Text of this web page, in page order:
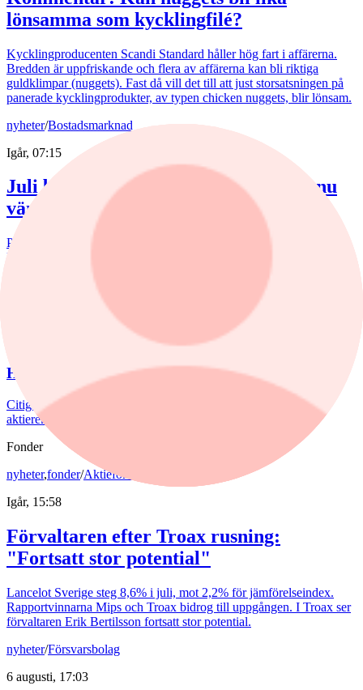
lönsamma som kycklingfilé?
Kycklingproducenten Scandi Standard håller hög fart i affärerna.
Bredden är uppfriskande och flera av affärerna kan bli riktiga
guldklimpar (nuggets). Fast då vill det till att just storsatsningen på
panerade kycklingprodukter, av typen chicken nuggets, blir lönsam.
nyheter/Bostadsmarknad
Igår, 07:15
Juli bjöd på billigare bostadsrätter – nu
väntar en aktiv marknad
Priserna på bostadsrätter sjönk i juli medan villapriserna ökade.
Fritidshusmarknaden bjöd samtidigt på månadens tredbrott. "En
Aktierekommendationer
Höjd riktkurs för Nibe
Citigroup sänker riktkursen för Novo Nordisk. Här är dagens
aktierekommendationer.
Fonder
nyheter,fonder/Aktiefonder
Igår, 15:58
Förvaltaren efter Troax rusning:
"Fortsatt stor potential"
Lancelot Sverige steg 8,6% i juli, mot 2,2% för jämförelseindex.
Rapportvinnarna Mips och Troax bidrog till uppgången. I Troax ser
förvaltaren Erik Bertilsson fortsatt stor potential.
nyheter/Försvarsbolag
6 augusti, 17:03